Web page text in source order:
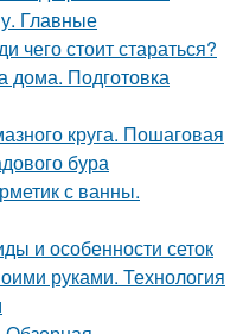
Главные
чего стоит стараться?
дома. Подготовка
круга. Пошаговая
бура
с ванны.
и особенности сеток
руками. Технология